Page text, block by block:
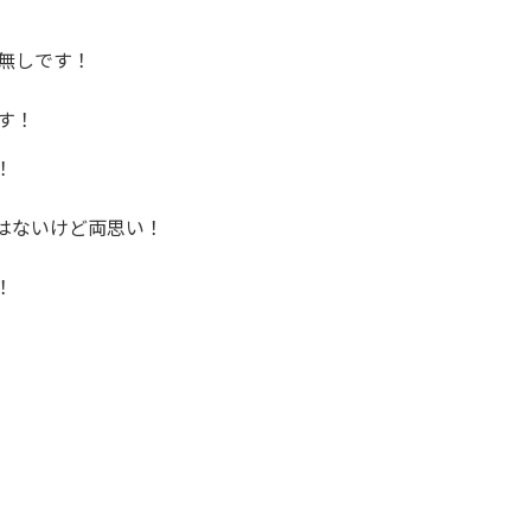
しです！
！
ないけど両思い！